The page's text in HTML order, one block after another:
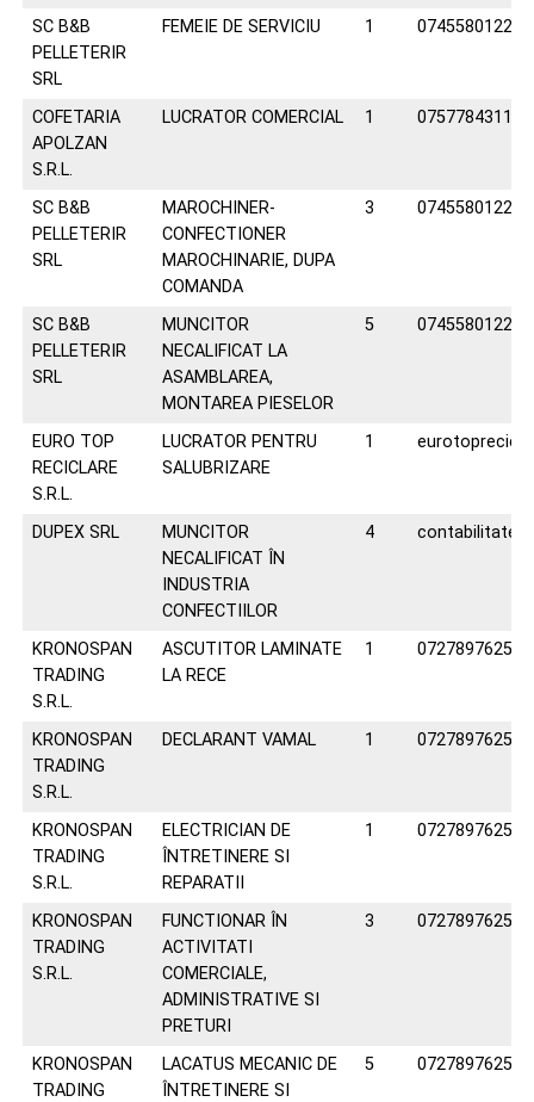
SC B&B
PELLETERIR
SRL
FEMEIE DE SERVICIU 1 0745580122
COFETARIA
APOLZAN
S.R.L.
LUCRATOR COMERCIAL 1 0757784311
SC B&B
PELLETERIR
SRL
MAROCHINER-
CONFECTIONER
MAROCHINARIE, DUPA
COMANDA
3 0745580122
SC B&B
PELLETERIR
SRL
MUNCITOR
NECALIFICAT LA
ASAMBLAREA,
MONTAREA PIESELOR
5 0745580122
EURO TOP
RECICLARE
S.R.L.
LUCRATOR PENTRU
SALUBRIZARE
1
DUPEX SRL
MUNCITOR
NECALIFICAT ÎN
INDUSTRIA
CONFECTIILOR
4
KRONOSPAN
TRADING
S.R.L.
ASCUTITOR LAMINATE
LA RECE
1 0727897625
KRONOSPAN
TRADING
S.R.L.
DECLARANT VAMAL 1 0727897625
KRONOSPAN
TRADING
S.R.L.
ELECTRICIAN DE
ÎNTRETINERE SI
REPARATII
1 0727897625
KRONOSPAN
TRADING
S.R.L.
FUNCTIONAR ÎN
ACTIVITATI
COMERCIALE,
ADMINISTRATIVE SI
PRETURI
3 0727897625
KRONOSPAN
TRADING
LACATUS MECANIC DE
ÎNTRETINERE SI
5 0727897625